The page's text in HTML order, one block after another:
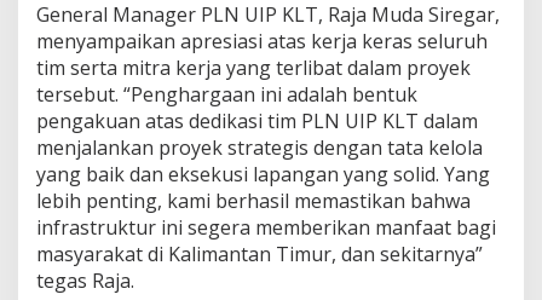
General Manager PLN UIP KLT, Raja Muda Siregar,
menyampaikan apresiasi atas kerja keras seluruh
tim serta mitra kerja yang terlibat dalam proyek
tersebut. “Penghargaan ini adalah bentuk
pengakuan atas dedikasi tim PLN UIP KLT dalam
menjalankan proyek strategis dengan tata kelola
yang baik dan eksekusi lapangan yang solid. Yang
lebih penting, kami berhasil memastikan bahwa
infrastruktur ini segera memberikan manfaat bagi
masyarakat di Kalimantan Timur, dan sekitarnya”
tegas Raja.